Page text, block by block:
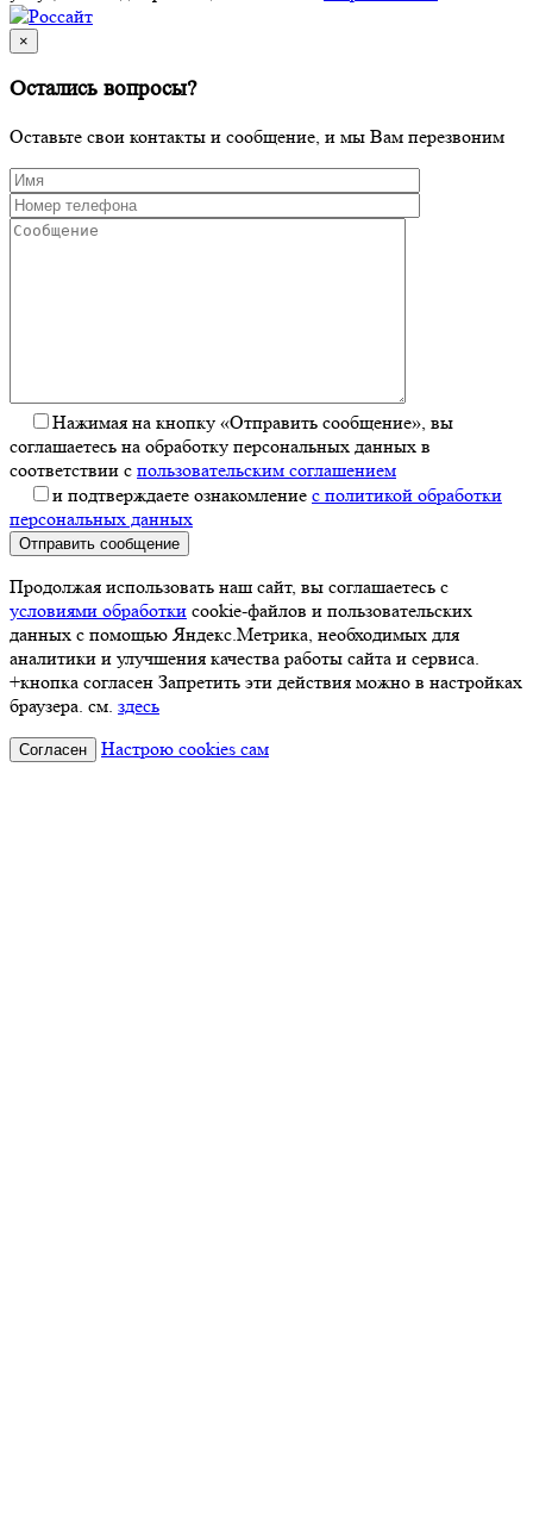
×
Остались вопросы?
Оставьте свои контакты и сообщение, и мы Вам перезвоним
Нажимая на кнопку «Отправить сообщение», вы
соглашаетесь на обработку персональных данных в
соответствии с пользовательским соглашением
и подтверждаете ознакомление с политикой обработки
персональных данных
Отправить сообщение
Продолжая использовать наш сайт, вы соглашаетесь с
условиями обработки cookie-файлов и пользовательских
данных с помощью Яндекс.Метрика, необходимых для
аналитики и улучшения качества работы сайта и сервиса.
+кнопка согласен Запретить эти действия можно в настройках
браузера. см. здесь
Согласен Настрою cookies сам